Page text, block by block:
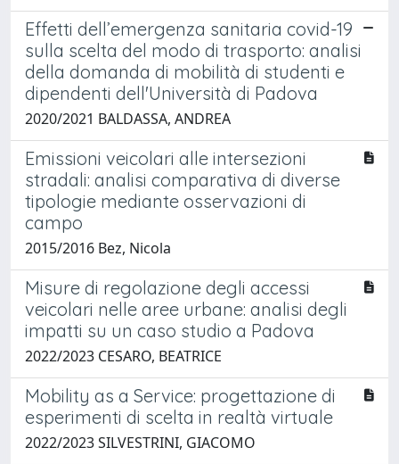
Effetti dell’emergenza sanitaria covid-19
sulla scelta del modo di trasporto: analisi
della domanda di mobilità di studenti e
dipendenti dell'Università di Padova
2020/2021 BALDASSA, ANDREA
Emissioni veicolari alle intersezioni
stradali: analisi comparativa di diverse
tipologie mediante osservazioni di
campo
2015/2016 Bez, Nicola
Misure di regolazione degli accessi
veicolari nelle aree urbane: analisi degli
impatti su un caso studio a Padova
2022/2023 CESARO, BEATRICE
Mobility as a Service: progettazione di
esperimenti di scelta in realtà virtuale
2022/2023 SILVESTRINI, GIACOMO